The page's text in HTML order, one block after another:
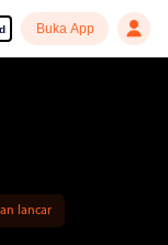
Buka App
lancar